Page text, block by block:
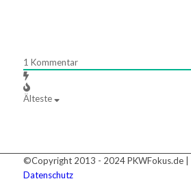
1 Kommentar
Älteste
©Copyright 2013 - 2024 PKWFokus.de |
Datenschutz